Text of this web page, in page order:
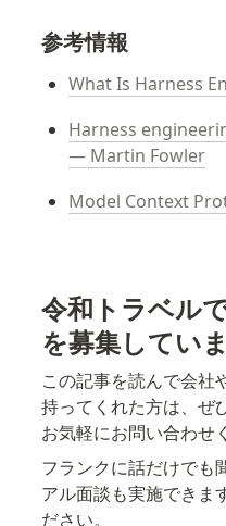
参考情報
What Is Harness
Harness
— Martin Fowler
Model Context
令和トラベル
を募集してい
この記事を読んで会社
持ってくれた方は、ぜ
お気軽にお問い合わせ
フランクに話だけでも
アル面談も実施できま
ださい。